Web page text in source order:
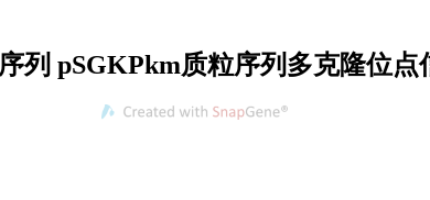
列 pSGKPkm质粒序列多克隆位点